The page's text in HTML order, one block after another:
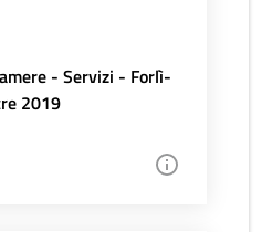
- Servizi - Forlì-
2019